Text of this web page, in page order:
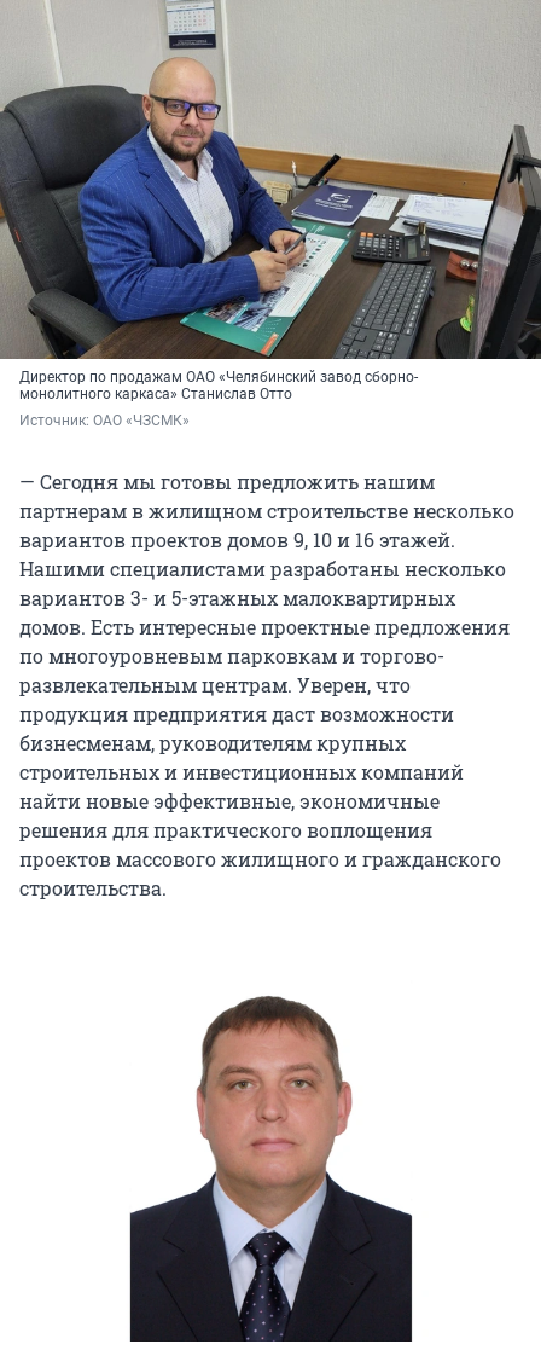
Директор по продажам ОАО «Челябинский завод сборно-
монолитного каркаса» Станислав Отто
Источник: ОАО «ЧЗСМК»
— Сегодня мы готовы предложить нашим
партнерам в жилищном строительстве несколько
вариантов проектов домов 9, 10 и 16 этажей.
Нашими специалистами разработаны несколько
вариантов 3- и 5-этажных малоквартирных
домов. Есть интересные проектные предложения
по многоуровневым парковкам и торгово-
развлекательным центрам. Уверен, что
продукция предприятия даст возможности
бизнесменам, руководителям крупных
строительных и инвестиционных компаний
найти новые эффективные, экономичные
решения для практического воплощения
проектов массового жилищного и гражданского
строительства.